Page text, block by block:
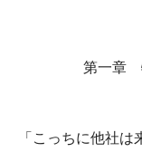
第一章
「こっちに他社